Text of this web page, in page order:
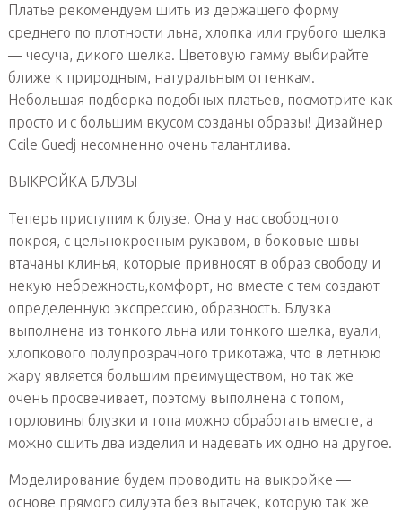
Платье рекомендуем шить из держащего форму
среднего по плотности льна, хлопка или грубого шелка
— чесуча, дикого шелка. Цветовую гамму выбирайте
ближе к природным, натуральным оттенкам.
Небольшая подборка подобных платьев, посмотрите как
просто и с большим вкусом созданы образы! Дизайнер
Ccile Guedj несомненно очень талантлива.
ВЫКРОЙКА БЛУЗЫ
Теперь приступим к блузе. Она у нас свободного
покроя, с цельнокроеным рукавом, в боковые швы
втачаны клинья, которые привносят в образ свободу и
некую небрежность,комфорт, но вместе с тем создают
определенную экспрессию, образность. Блузка
выполнена из тонкого льна или тонкого шелка, вуали,
хлопкового полупрозрачного трикотажа, что в летнюю
жару является большим преимуществом, но так же
очень просвечивает, поэтому выполнена с топом,
горловины блузки и топа можно обработать вместе, а
можно сшить два изделия и надевать их одно на другое.
Моделирование будем проводить на выкройке —
основе прямого силуэта без вытачек, которую так же